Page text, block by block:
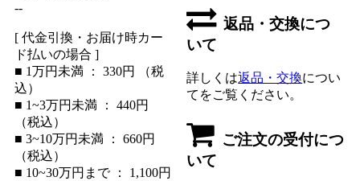
--
[ 代金引換・お届け時カー
ド払いの場合 ]
■ 1万円未満 ： 330円 （税
込）
■ 1~3万円未満 ： 440円
（税込）
■ 3~10万円未満 ： 660円
（税込）
■ 10~30万円まで ： 1,100円
返品・交換につ
いて
詳しくは返品・交換につい
てをご覧ください。
ご注文の受付につ
いて